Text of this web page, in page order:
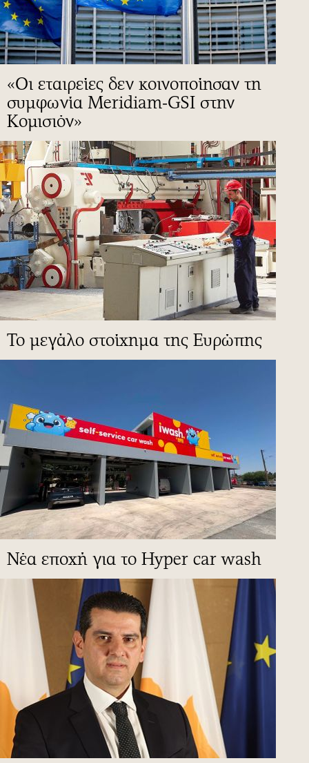
«Οι εταιρείες δεν κοινοποίησαν τη
συμφωνία Meridiam-GSI στην
Κομισιόν»
To μεγάλο στοίχημα της Ευρώπης
Νέα εποχή για το Hyper car wash